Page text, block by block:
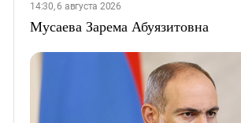
14:30, 6 августа 2026
Мусаева Зарема Абуязитовна